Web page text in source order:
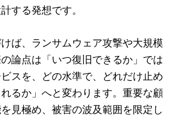
する発想です。
ば、ランサムウェア攻撃や大規模
論点は「いつ復旧できるか」では
スを、どの水準で、どれだけ止め
るか」へと変わります。重要な顧
見極め、被害の波及範囲を限定し